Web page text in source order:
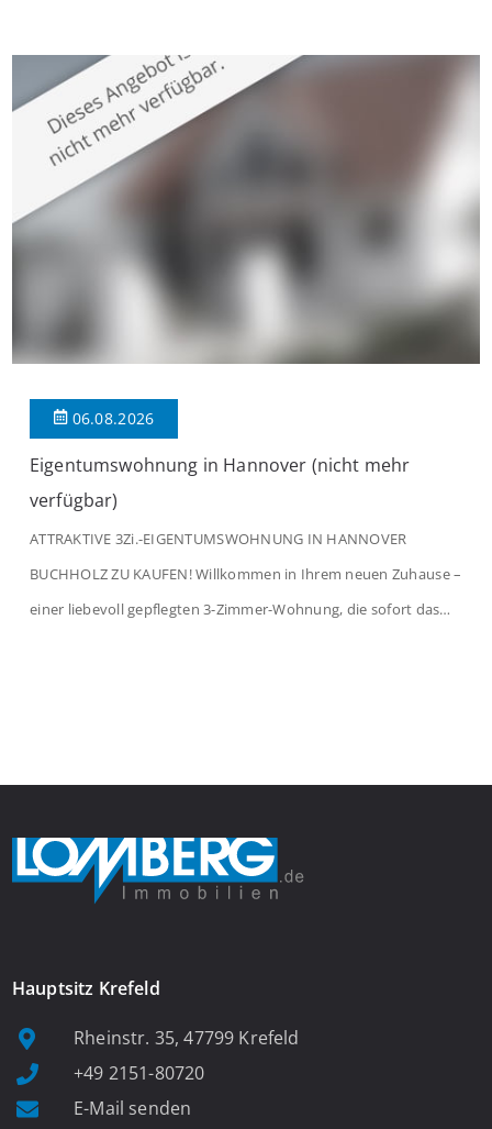
großzügige Räume und eine hochwertige Ausstattung, die
modernen Wohnkomfort mit einem stilvollen Ambiente
verbindet. Der […]
06.08.2026
Eigentumswohnung in Hannover (nicht mehr
verfügbar)
ATTRAKTIVE 3Zi.-EIGENTUMSWOHNUNG IN HANNOVER
BUCHHOLZ ZU KAUFEN! Willkommen in Ihrem neuen Zuhause –
einer liebevoll gepflegten 3-Zimmer-Wohnung, die sofort das
Hauptsitz Krefeld
Rheinstr. 35, 47799 Krefeld
+49 2151-80720
E-Mail senden